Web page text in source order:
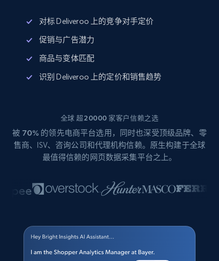
对标 Deliveroo 上的竞争对手定价
促销与广告潜力
商品与变体匹配
识别 Deliveroo 上的定价和销售趋势
全球 超20000 家客户信赖之选
被 70% 的领先电商平台选用，同时也深受顶级品牌、零
售商、ISV、咨询公司和代理机构信赖。原生构建于全球
最值得信赖的网页数据采集平台之上。